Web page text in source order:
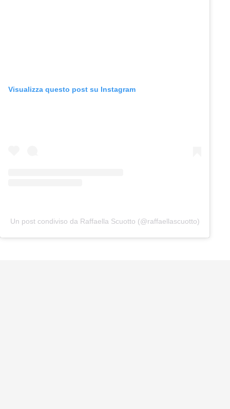
Visualizza questo post su Instagram
Un post condiviso da Raffaella Scuotto (@raffaellascuotto)